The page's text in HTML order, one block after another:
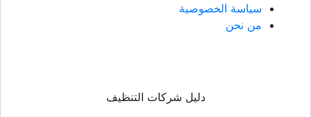
سياسة الخصوصية
من نحن
دليل شركات التنظيف